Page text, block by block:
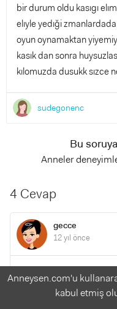
bir durum oldu kasıgı
elıyle yedıği zmanlardada
oyun oynamaktan
kasık dan sonra
kılomuzda dusukk sızce
sudegonenc
Bu
Anneler
4 Cevap
gecce
12 yıl önce
ay lütfen artık
doktorlar bile diyo
diye...herkes söylüyo
Anneysen.com'u
kabul etmiş